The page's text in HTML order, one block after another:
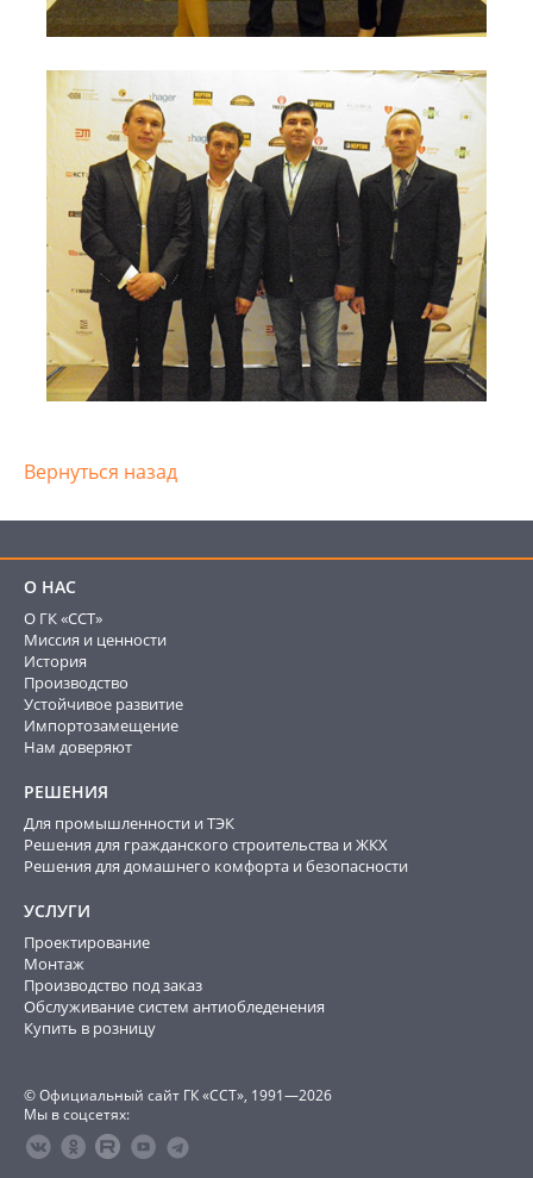
Вернуться назад
О НАС
О ГК «ССТ»
Миссия и ценности
История
Производство
Устойчивое развитие
Импортозамещение
Нам доверяют
РЕШЕНИЯ
Для промышленности и ТЭК
Решения для гражданского строительства и ЖКХ
Решения для домашнего комфорта и безопасности
УСЛУГИ
Проектирование
Монтаж
Производство под заказ
Обслуживание систем антиобледенения
Купить в розницу
© Официальный сайт ГК «ССТ», 1991—2026
Мы в соцсетях: